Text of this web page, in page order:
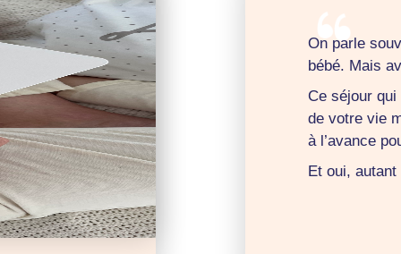
On parle
bébé. Mais
Ce séjour
de votre vie
à l’avance
Et oui,